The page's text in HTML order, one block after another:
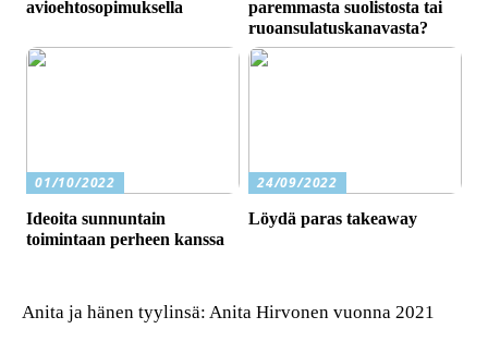
avioehtosopimuksella
paremmasta suolistosta tai
ruoansulatuskanavasta?
01/10/2022
Ideoita sunnuntain
toimintaan perheen kanssa
24/09/2022
Löydä paras takeaway
Anita ja hänen tyylinsä: Anita Hirvonen vuonna 2021